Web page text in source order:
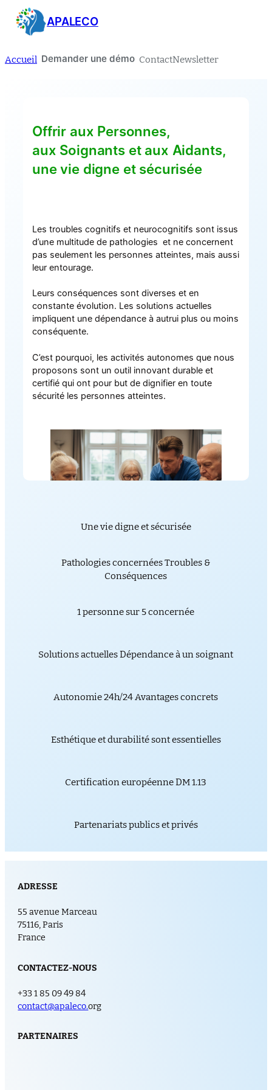
APALECO
Accueil Demander une démo ContactNewsletter
Offrir aux Personnes,
aux Soignants et aux Aidants,
une vie digne et sécurisée
Les troubles cognitifs et neurocognitifs sont issus
d’une multitude de pathologies et ne concernent
pas seulement les personnes atteintes, mais aussi
leur entourage.
Leurs conséquences sont diverses et en
constante évolution. Les solutions actuelles
impliquent une dépendance à autrui plus ou moins
conséquente.
C’est pourquoi, les activités autonomes que nous
proposons sont un outil innovant durable et
certifié qui ont pour but de dignifier en toute
sécurité les personnes atteintes.
Une vie digne et sécurisée
Pathologies concernées Troubles &
Conséquences
1 personne sur 5 concernée
Solutions actuelles Dépendance à un soignant
Autonomie 24h/24 Avantages concrets
Esthétique et durabilité sont essentielles
Certification européenne DM 1.13
Partenariats publics et privés
ADRESSE
55 avenue Marceau
75116, Paris
France
CONTACTEZ-NOUS
+33 1 85 09 49 84
contact@apaleco.org
PARTENAIRES